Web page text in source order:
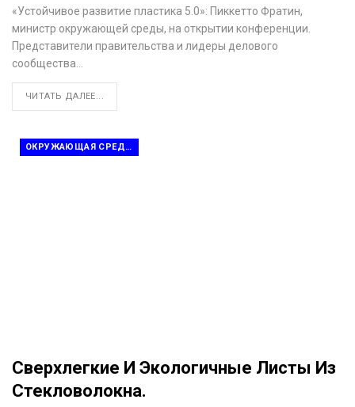
«Устойчивое развитие пластика 5.0»: Пиккетто Фратин,
министр окружающей среды, на открытии конференции.
Представители правительства и лидеры делового
сообщества…
ЧИТАТЬ ДАЛЕЕ...
ОКРУЖАЮЩАЯ СРЕДА И ПЕРЕРАБОТКА ОТХОДОВ
Сверхлегкие И Экологичные Листы Из
Стекловолокна.